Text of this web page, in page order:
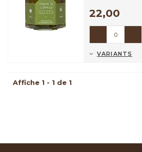
22,00
VARIANTS
Affiche 1 - 1 de 1